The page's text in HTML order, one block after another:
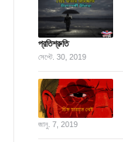
প্রতিশ্রুতি
সেপ্টে. 30, 2019
জানু. 7, 2019